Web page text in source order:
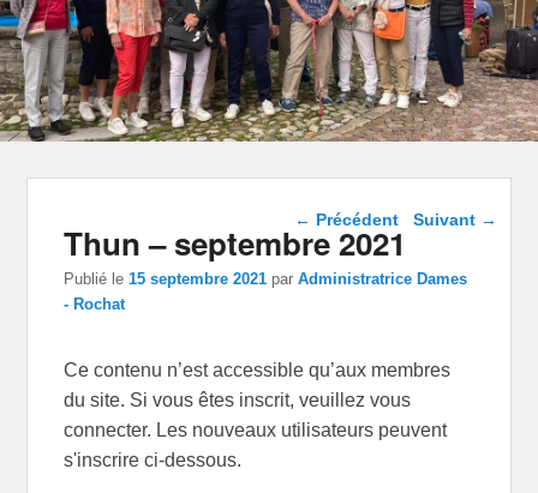
Navigation dans les
← Précédent Suivant →
Thun – septembre 2021
Publié le15 septembre 2021 parAdministratrice Dames
- Rochat
Ce contenu n’est accessible qu’aux membres
du site. Si vous êtes inscrit, veuillez vous
connecter. Les nouveaux utilisateurs peuvent
s'inscrire ci-dessous.